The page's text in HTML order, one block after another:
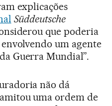
explicações
Süddeutsche
que poderia
um agente
Guerra Mundial”.
não dá
uma ordem de